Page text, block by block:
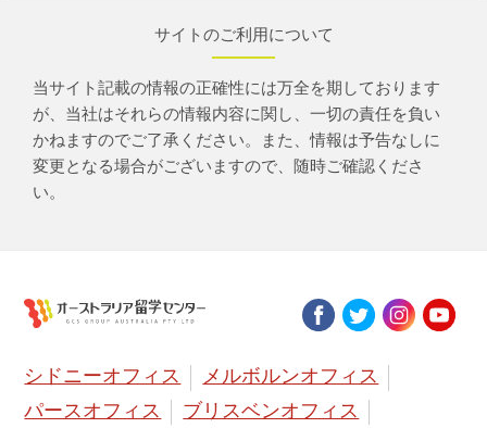
サイトのご利用について
当サイト記載の情報の正確性には万全を期しております
が、当社はそれらの情報内容に関し、一切の責任を負い
かねますのでご了承ください。また、情報は予告なしに
変更となる場合がございますので、随時ご確認くださ
い。
シドニーオフィス
メルボルンオフィス
パースオフィス
ブリスベンオフィス